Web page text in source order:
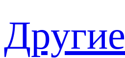
Другие